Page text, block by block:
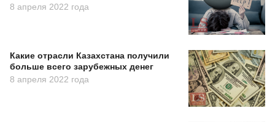
8 апреля 2022 года
Какие отрасли Казахстана получили
больше всего зарубежных денег
8 апреля 2022 года